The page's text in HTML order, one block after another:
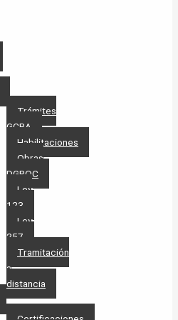
Trámites
GCBA
Habilitaciones
Obras
DGROC
Ley
123
Ley
257
Tramitación
a
distancia